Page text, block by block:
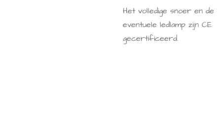
Het volledige snoer en de
eventuele ledlamp zijn CE
gecertificeerd.